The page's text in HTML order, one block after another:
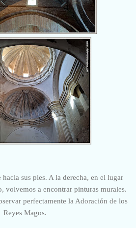
sus pies. A la derecha, en el lugar
volvemos a encontrar pinturas murales.
perfectamente la Adoración de los
Reyes Magos.